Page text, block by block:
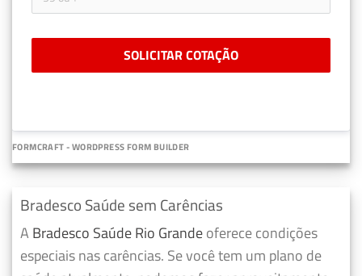
SOLICITAR COTAÇÃO
FORMCRAFT - WORDPRESS FORM BUILDER
Bradesco Saúde sem Carências
A Bradesco Saúde Rio Grandeoferece condições
especiais nas carências. Se você tem um plano de